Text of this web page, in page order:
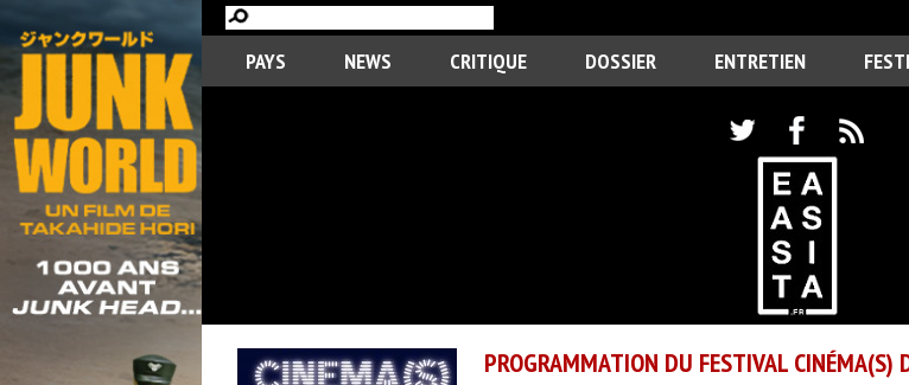
PAYS NEWS CRITIQUE DOSSIER ENTRETIEN
PROGRAMMATION DU FESTIVAL